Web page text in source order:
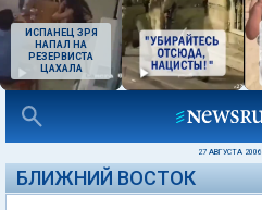
ИСПАНЕЦ ЗРЯ
НАПАЛ НА
РЕЗЕРВИСТА
ЦАХАЛА
27 АВГУСТА 2006
БЛИЖНИЙ ВОСТОК